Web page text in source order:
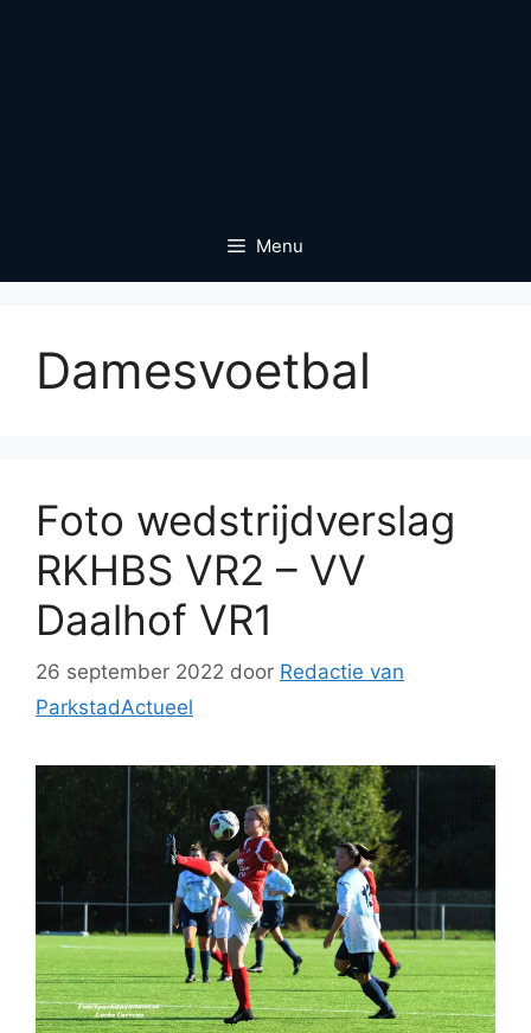
Menu
Damesvoetbal
Foto wedstrijdverslag
RKHBS VR2 – VV
Daalhof VR1
26 september 2022 door Redactie van
ParkstadActueel